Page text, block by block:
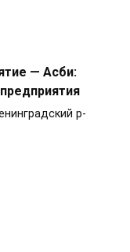
— Асби:
р-